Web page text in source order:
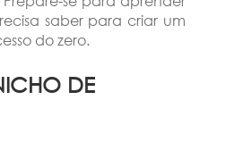
saber para criar um
do zero.
DE